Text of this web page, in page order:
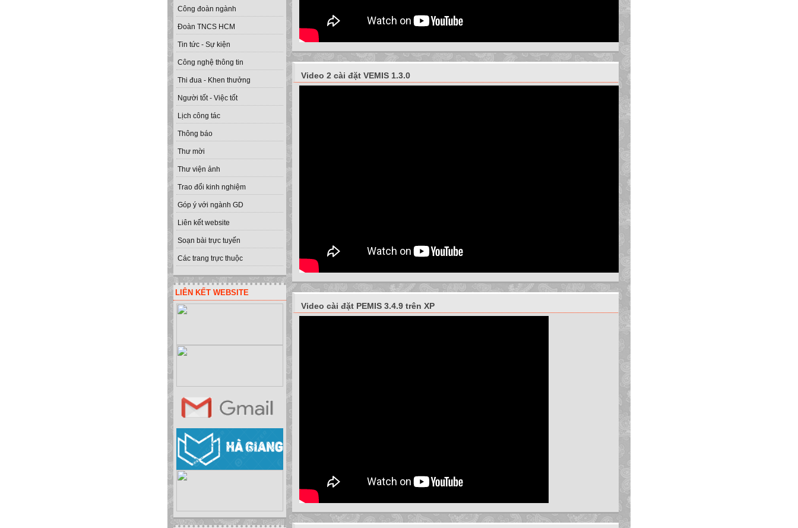
Công đoàn ngành
Đoàn TNCS HCM
Tin tức - Sự kiện
Công nghệ thông tin
Thi đua - Khen thưởng
Người tốt - Việc tốt
Lịch công tác
Thông báo
Thư mời
Thư viện ảnh
Trao đổi kinh nghiệm
Góp ý với ngành GD
Liên kết website
Soạn bài trực tuyến
Các trang trực thuộc
LIÊN KẾT WEBSITE
Video 2 cài đặt VEMIS 1.3.0
Video cài đặt PEMIS 3.4.9 trên XP